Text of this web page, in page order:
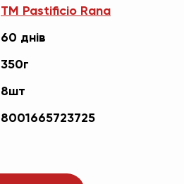
ТМ Pastificio Rana
60 днів
350г
8шт
8001665723725